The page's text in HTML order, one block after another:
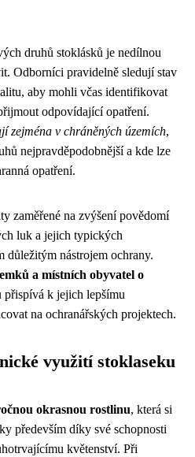
druhů stoklásků je nedílnou
Odborníci pravidelně sledují stav
aby mohli včas identifikovat
odpovídající opatření.
zejména v chráněných územích,
nejpravděpodobnější a kde lze
opatření.
zaměřené na zvýšení povědomí
luk a jejich typických
důležitým nástrojem ochrany.
a místních obyvatel o
přispívá k jejich lepšímu
na ochranářských projektech.
využití stoklaseku
okrasnou rostlinu, která si
především díky své schopnosti
květenství. Při